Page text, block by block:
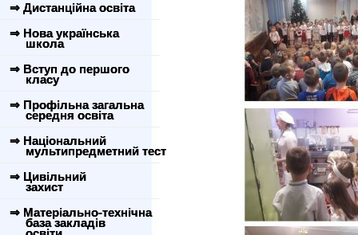
⇒ Дистанційна освіта
⇒ Нова українська
школа
⇒ Вступ до першого
класу
⇒ Профільна загальна
середня освіта
⇒ Національний
мультипредметний тест
⇒ Цивільний
захист
⇒ Матеріально-технічна
база закладів